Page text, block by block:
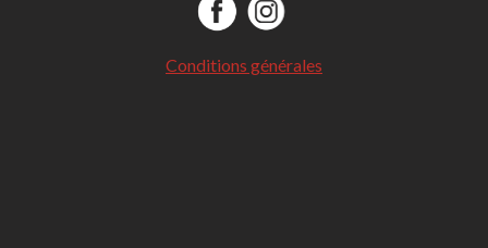
Conditions générales